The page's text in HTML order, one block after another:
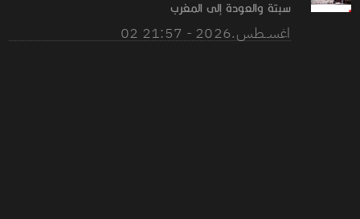
سبتة والعودة إلى المغرب
02 اغســطس.2026 - 21:57